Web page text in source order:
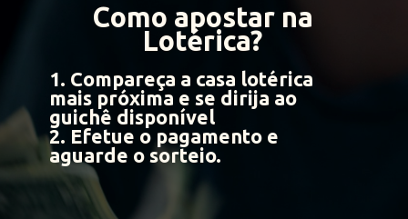
Como apostar na
Lotérica?
1. Compareça a casa lotérica
mais próxima e se dirija ao
guichê disponível
2. Efetue o pagamento e
aguarde o sorteio.